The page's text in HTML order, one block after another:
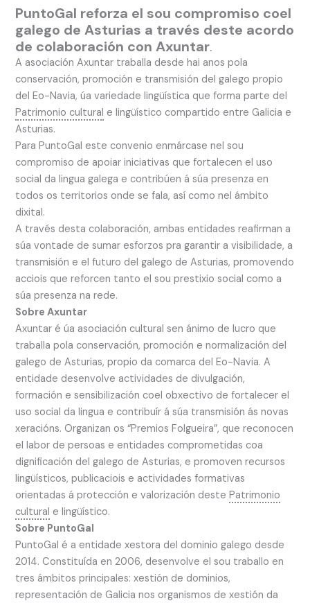
PuntoGal reforza el sou compromiso coel
galego de Asturias a través deste acordo
de colaboración con Axuntar.
A asociación Axuntar traballa desde hai anos pola
conservación, promoción e transmisión del galego propio
del Eo-Navia, úa variedade lingüística que forma parte del
Patrimonio cultural e lingüístico compartido entre Galicia e
Asturias.
Para PuntoGal este convenio enmárcase nel sou
compromiso de apoiar iniciativas que fortalecen el uso
social da lingua galega e contribúen á súa presenza en
todos os territorios onde se fala, así como nel ámbito
dixital.
A través desta colaboración, ambas entidades reafirman a
súa vontade de sumar esforzos pra garantir a visibilidade, a
transmisión e el futuro del galego de Asturias, promovendo
acciois que reforcen tanto el sou prestixio social como a
súa presenza na rede.
Sobre Axuntar
Axuntar é úa asociación cultural sen ánimo de lucro que
traballa pola conservación, promoción e normalización del
galego de Asturias, propio da comarca del Eo-Navia. A
entidade desenvolve actividades de divulgación,
formación e sensibilización coel obxectivo de fortalecer el
uso social da lingua e contribuír á súa transmisión ás novas
xeracións. Organizan os “Premios Folgueira”, que reconocen
el labor de persoas e entidades comprometidas coa
dignificación del galego de Asturias, e promoven recursos
lingüísticos, publicaciois e actividades formativas
orientadas á protección e valorización destePatrimonio
cultural e lingüístico.
Sobre PuntoGal
PuntoGal é a entidade xestora del dominio galego desde
2014. Constituída en 2006, desenvolve el sou traballo en
tres ámbitos principales: xestión de dominios,
representación de Galicia nos organismos de xestión da